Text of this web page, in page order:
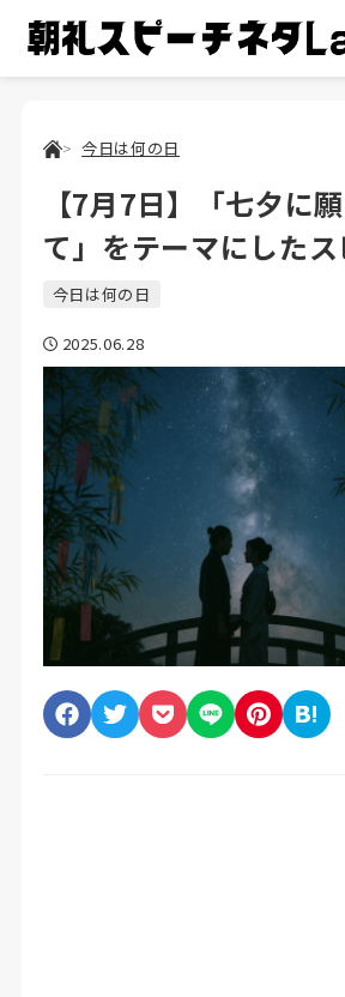
今日は何の日
【7月7日】「七夕に
て」をテーマにした
今日は何の日
2025.06.28